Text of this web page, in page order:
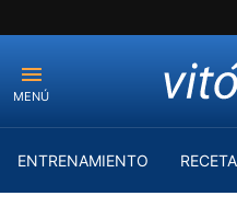
MENÚ
ENTRENAMIENTO